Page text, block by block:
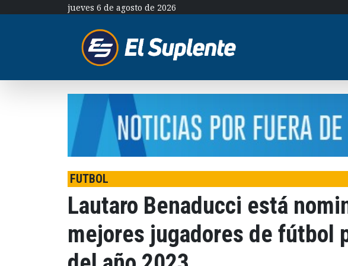
jueves 6 de agosto de 2026
FUTBOL
Lautaro Benaducci está
mejores jugadores de fútbol